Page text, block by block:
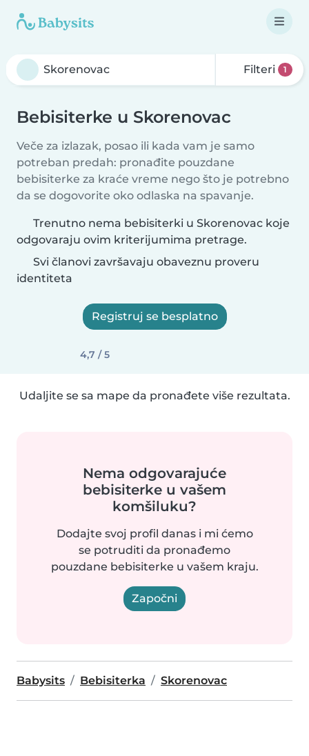
Filteri 1
Bebisiterke u Skorenovac
Veče za izlazak, posao ili kada vam je samo
potreban predah: pronađite pouzdane
bebisiterke za kraće vreme nego što je potrebno
da se dogovorite oko odlaska na spavanje.
Trenutno nema bebisiterki u Skorenovac koje
odgovaraju ovim kriterijumima pretrage.
Svi članovi završavaju obaveznu proveru
identiteta
Registruj se besplatno
4,7 / 5
Udaljite se sa mape da pronađete više rezultata.
Nema odgovarajuće
bebisiterke u vašem
komšiluku?
Dodajte svoj profil danas i mi ćemo
se potruditi da pronađemo
pouzdane bebisiterke u vašem kraju.
Započni
Babysits Bebisiterka Skorenovac